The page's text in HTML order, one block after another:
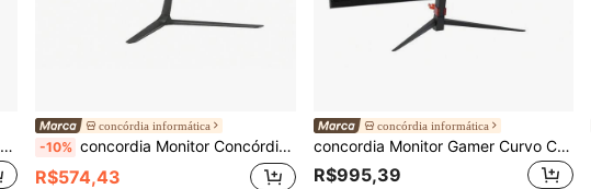
concordia Monitor Concórdia Empresarial E238 24" 100hz Led Full Hd Vesa SRGB 100% Branco
concórdia informática
-10% concordia Monitor Concórdia Empresarial H238L 24" IPS Full HD 100Hz DisplayPort VESA sRGB 100%
R$574,43
concórdia informática
concordia Monitor Gamer Curvo Concórdia 27" Full HD 165Hz LED FreeSync Premium sRGB 99% DisplayPort
R$995,39